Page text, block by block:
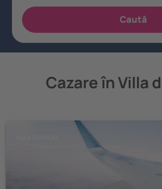
Cazare în Villa